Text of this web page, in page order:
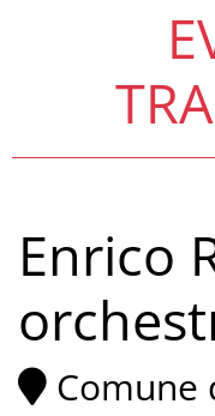
Enrico
Comune